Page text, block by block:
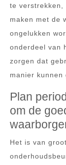
te verstrekken,
maken met de
ongelukken
onderdeel van
zorgen dat
manier kunnen
Plan
om de
Het is van